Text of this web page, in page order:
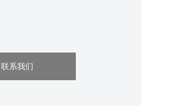
联系我们